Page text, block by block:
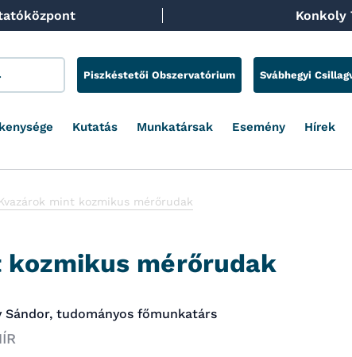
Konkoly
Piszkéstetői Obszervatórium Svábhegyi
Kutatás Munkatársak Esemény Hírek
Kvazárok mint kozmikus mérőrudak
kozmikus mérőrudak
Sándor, tudományos főmunkatárs